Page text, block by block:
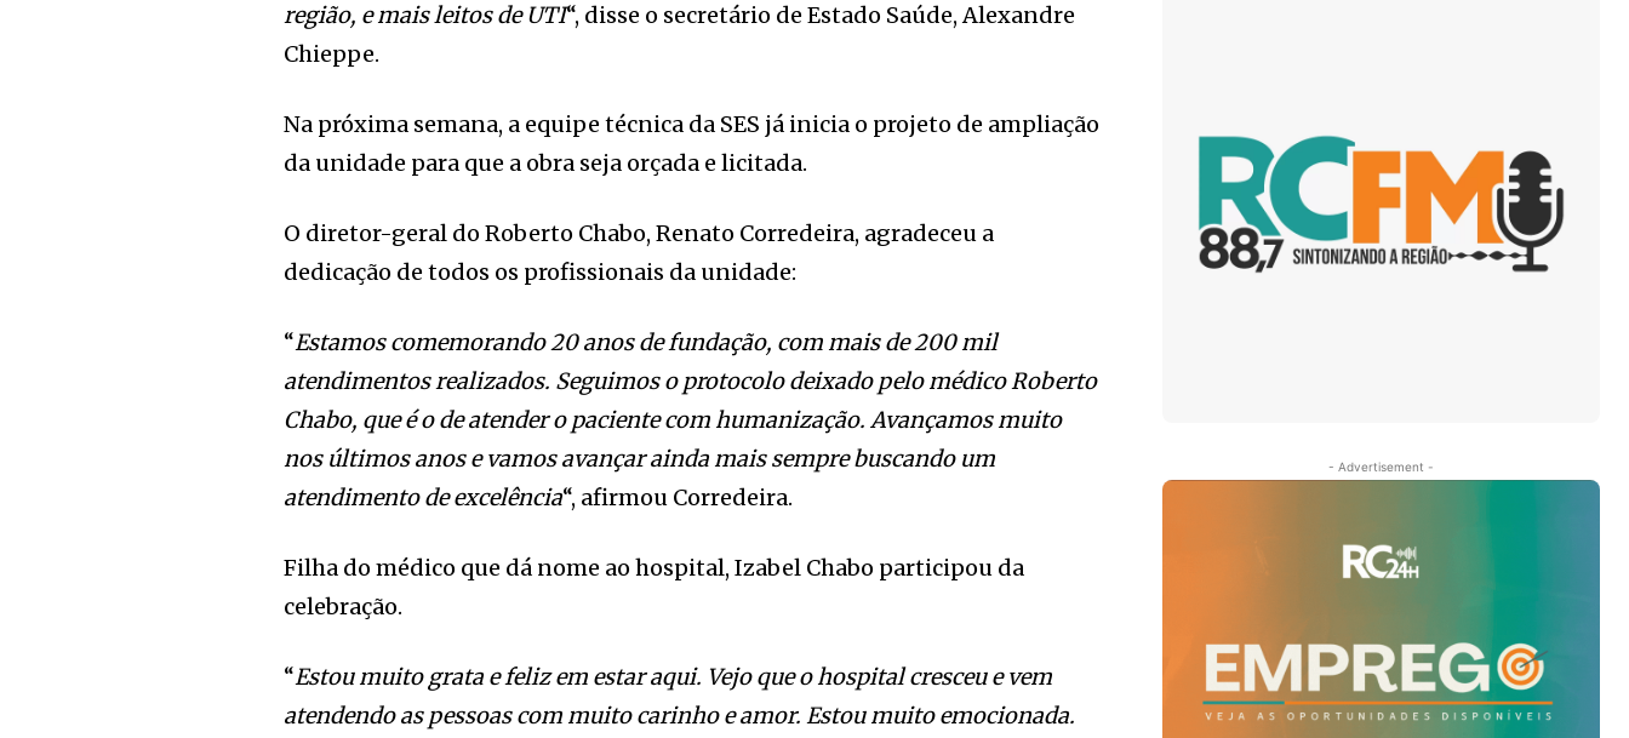
região, e mais leitos de UTI“, disse o secretário de Estado Saúde, Alexandre
Chieppe.
Na próxima semana, a equipe técnica da SES já inicia o projeto de ampliação
da unidade para que a obra seja orçada e licitada.
O diretor-geral do Roberto Chabo, Renato Corredeira, agradeceu a
dedicação de todos os profissionais da unidade:
“Estamos comemorando 20 anos de fundação, com mais de 200 mil
atendimentos realizados. Seguimos o protocolo deixado pelo médico Roberto
Chabo, que é o de atender o paciente com humanização. Avançamos muito
nos últimos anos e vamos avançar ainda mais sempre buscando um
atendimento de excelência“, afirmou Corredeira.
Filha do médico que dá nome ao hospital, Izabel Chabo participou da
celebração.
“Estou muito grata e feliz em estar aqui. Vejo que o hospital cresceu e vem
atendendo as pessoas com muito carinho e amor. Estou muito emocionada.
- Advertisement -